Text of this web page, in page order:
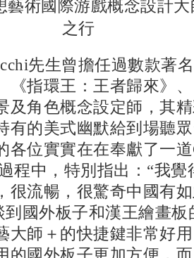
先生曾擔任過數款著
《指環王：王者歸來》
及角色概念設定師，其
有的美式幽默給到場聽
各位實實在在奉獻了一
程中，特別指出：“我覺
很流暢，很驚奇中國有
到國外板子和漢王繪畫
大師＋的快捷鍵非常好